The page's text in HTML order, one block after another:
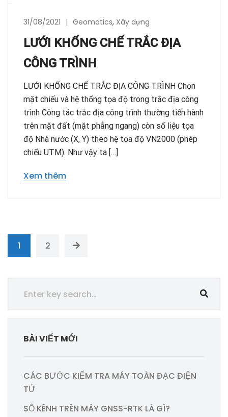
31/08/2021 Geomatics, Xây dựng
LƯỚI KHỐNG CHẾ TRẮC ĐỊA
CÔNG TRÌNH
LƯỚI KHỐNG CHẾ TRẮC ĐỊA CÔNG TRÌNH Chọn
mặt chiếu và hệ thống tọa độ trong trắc địa công
trình Công tác trắc địa công trình thường tiến hành
trên mặt đất (mặt phẳng ngang) còn số liệu tọa
độ Nhà nước (X, Y) theo hệ tọa độ VN2000 (phép
chiếu UTM). Như vậy ta […]
Xem thêm
1 2
BÀI VIẾT MỚI
CÁC BƯỚC KIỂM TRA MÁY TOÀN ĐẠC ĐIỆN
TỬ
SỐ KÊNH TRÊN MÁY GNSS-RTK LÀ GÌ?